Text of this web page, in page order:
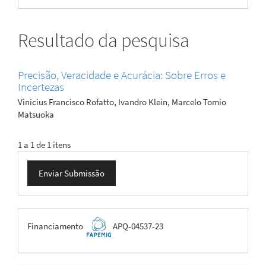
Resultado da pesquisa
Precisão, Veracidade e Acurácia: Sobre Erros e
Incertezas
Vinicius Francisco Rofatto, Ivandro Klein, Marcelo Tomio
Matsuoka
1 a 1 de 1 itens
Enviar
Submissão
Enviar Submissão
FAPEMIG
Financiamento APQ-04537-23